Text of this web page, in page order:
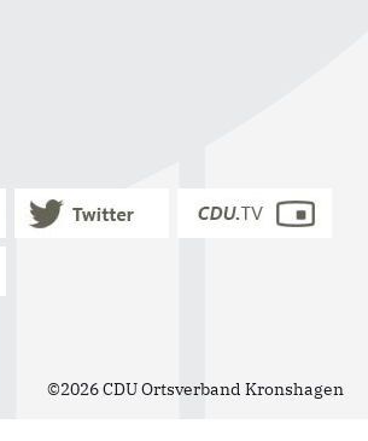
©2026 CDU Ortsverband Kronshagen